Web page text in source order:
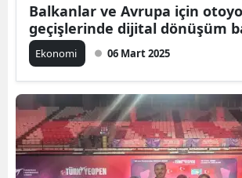
Balkanlar ve Avrupa için
geçişlerinde dijital dönüşüm
Ekonomi 06 Mart 2025